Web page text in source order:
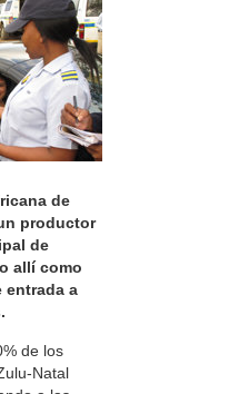
de
productor
de
allí como
entrada a
de los
Natal